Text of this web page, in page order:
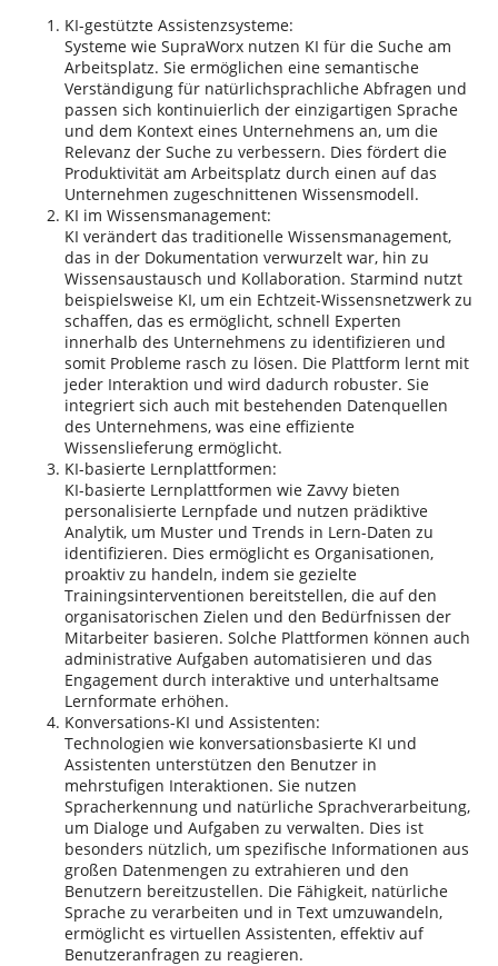
KI-gestützte Assistenzsysteme:
Systeme wie SupraWorx nutzen KI für die Suche am
Arbeitsplatz. Sie ermöglichen eine semantische
Verständigung für natürlichsprachliche Abfragen und
passen sich kontinuierlich der einzigartigen Sprache
und dem Kontext eines Unternehmens an, um die
Relevanz der Suche zu verbessern. Dies fördert die
Produktivität am Arbeitsplatz durch einen auf das
Unternehmen zugeschnittenen Wissensmodell.
KI im Wissensmanagement:
KI verändert das traditionelle Wissensmanagement,
das in der Dokumentation verwurzelt war, hin zu
Wissensaustausch und Kollaboration. Starmind nutzt
beispielsweise KI, um ein Echtzeit-Wissensnetzwerk zu
schaffen, das es ermöglicht, schnell Experten
innerhalb des Unternehmens zu identifizieren und
somit Probleme rasch zu lösen. Die Plattform lernt mit
jeder Interaktion und wird dadurch robuster. Sie
integriert sich auch mit bestehenden Datenquellen
des Unternehmens, was eine effiziente
Wissenslieferung ermöglicht.
KI-basierte Lernplattformen:
KI-basierte Lernplattformen wie Zavvy bieten
personalisierte Lernpfade und nutzen prädiktive
Analytik, um Muster und Trends in Lern-Daten zu
identifizieren. Dies ermöglicht es Organisationen,
proaktiv zu handeln, indem sie gezielte
Trainingsinterventionen bereitstellen, die auf den
organisatorischen Zielen und den Bedürfnissen der
Mitarbeiter basieren. Solche Plattformen können auch
administrative Aufgaben automatisieren und das
Engagement durch interaktive und unterhaltsame
Lernformate erhöhen.
Konversations-KI und Assistenten:
Technologien wie konversationsbasierte KI und
Assistenten unterstützen den Benutzer in
mehrstufigen Interaktionen. Sie nutzen
Spracherkennung und natürliche Sprachverarbeitung,
um Dialoge und Aufgaben zu verwalten. Dies ist
besonders nützlich, um spezifische Informationen aus
großen Datenmengen zu extrahieren und den
Benutzern bereitzustellen. Die Fähigkeit, natürliche
Sprache zu verarbeiten und in Text umzuwandeln,
ermöglicht es virtuellen Assistenten, effektiv auf
Benutzeranfragen zu reagieren.